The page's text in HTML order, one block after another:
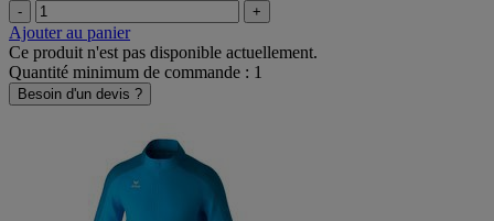
- +
Ajouter au panier
Ce produit n'est pas disponible actuellement.
Quantité minimum de commande : 1
Besoin d'un devis ?